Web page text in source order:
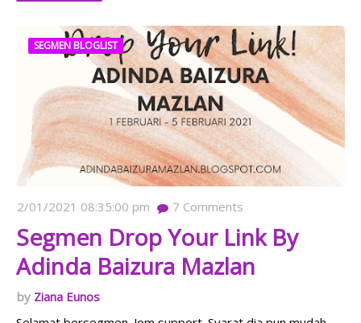
SEGMEN BLOGLIST
2/01/2021 08:35:00 pm 7 Comments
Segmen Drop Your Link By
Adinda Baizura Mazlan
Ziana Eunos